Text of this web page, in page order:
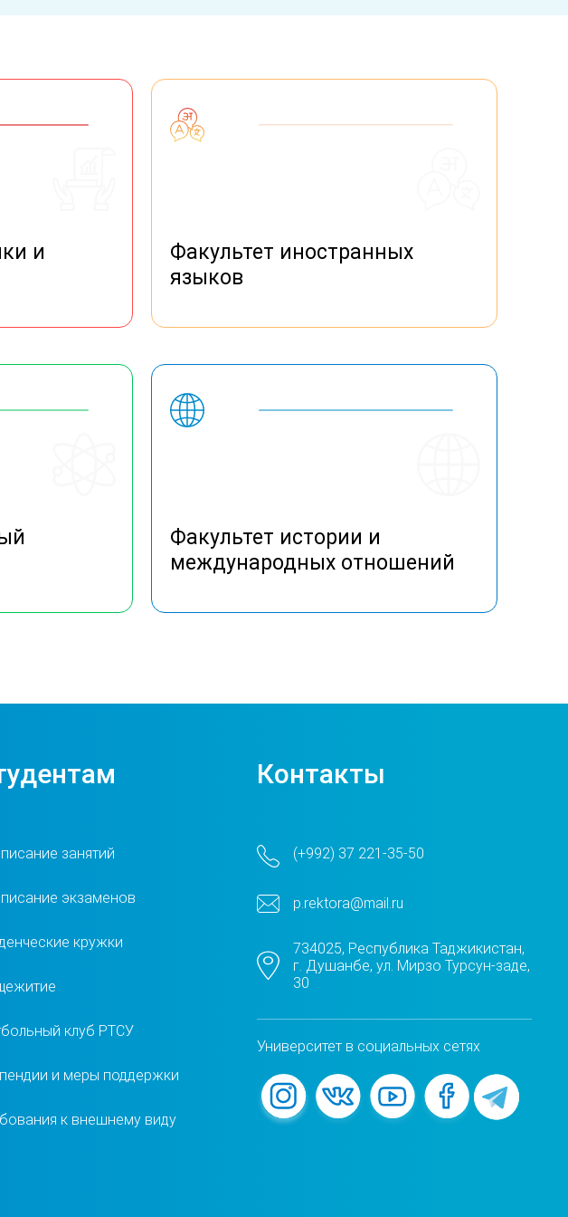
и
Факультет иностранных
языков
Факультет истории и
международных отношений
занятий
экзаменов
кружки
клуб РТСУ
и меры поддержки
к внешнему виду
Контакты
(+992) 37 221-35-50
p.rektora@mail.ru
734025, Республика Таджикистан,
г. Душанбе, ул. Мирзо Турсун-заде,
30
Университет в социальных сетях